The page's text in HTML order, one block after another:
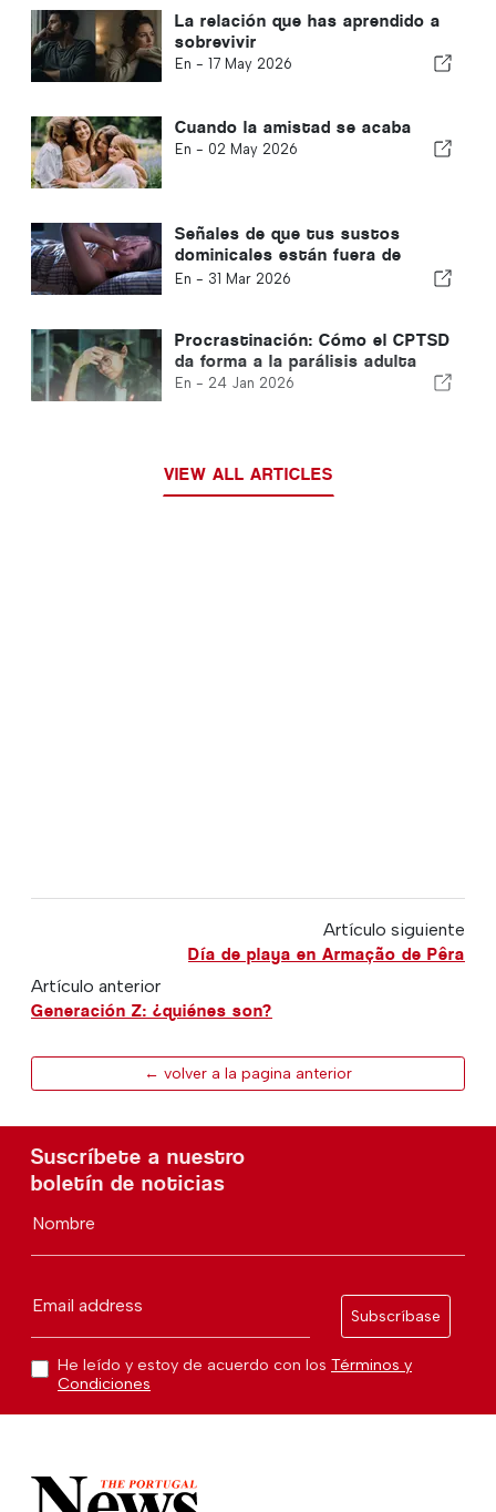
La relación que has aprendido a
sobrevivir
En - 17 May 2026
Cuando la amistad se acaba
En - 02 May 2026
Señales de que tus sustos
dominicales están fuera de
control y cómo combatirlos
En - 31 Mar 2026
Procrastinación: Cómo el CPTSD
da forma a la parálisis adulta
En - 24 Jan 2026
VIEW ALL ARTICLES
Artículo siguiente
Día de playa en Armação de Pêra
Artículo anterior
Generación Z: ¿quiénes son?
← volver a la pagina anterior
Suscríbete a nuestro
boletín de noticias
Nombre
Email address
Subscríbase
He leído y estoy de acuerdo con los Términos y
Condiciones